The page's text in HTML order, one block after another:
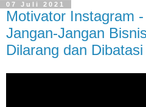
07 Juli 2021
Motivator Instagram
Jangan-Jangan
Dilarang dan Dibatasi